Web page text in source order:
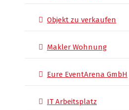
Objekt zu verkaufen
Makler Wohnung
Eure EventArena GmbH
IT Arbeitsplatz